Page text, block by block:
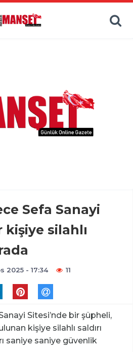
Sefa Sanayi
kişiye silahlı
2025 - 17:34 11
Sitesi’nde bir şüpheli,
kişiye silahlı saldırı
saniye saniye güvenlik